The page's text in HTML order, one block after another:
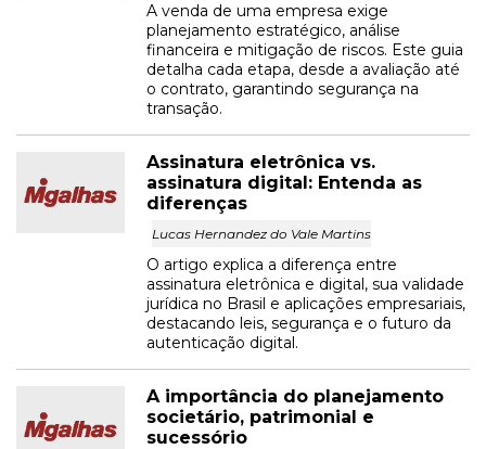
A venda de uma empresa exige
planejamento estratégico, análise
financeira e mitigação de riscos. Este guia
detalha cada etapa, desde a avaliação até
o contrato, garantindo segurança na
transação.
Assinatura eletrônica vs.
assinatura digital: Entenda as
diferenças
Lucas Hernandez do Vale Martins
O artigo explica a diferença entre
assinatura eletrônica e digital, sua validade
jurídica no Brasil e aplicações empresariais,
destacando leis, segurança e o futuro da
autenticação digital.
A importância do planejamento
societário, patrimonial e
sucessório